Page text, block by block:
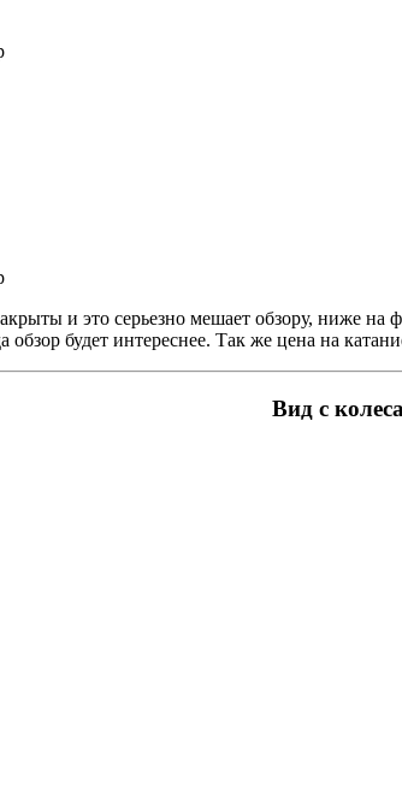
и это серьезно мешает обзору, ниже на
обзор будет интереснее. Так же цена на
Вид с